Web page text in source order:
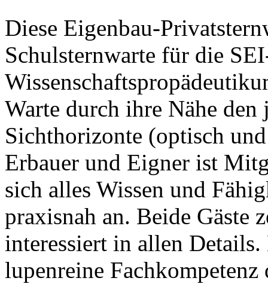
Diese Eigenbau-
Schulsternwarte für die
Warte durch ihre Nähe den
Sichthorizonte (optisch
Erbauer und Eigner ist
sich alles Wissen und
praxisnah an. Beide Gäste
interessiert in allen
lupenreine Fachkompetenz